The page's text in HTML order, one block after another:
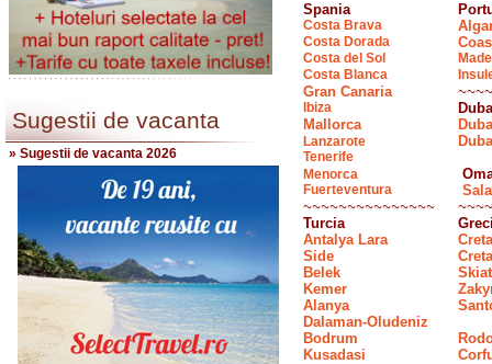
Sugestii de vacanta
» Sugestii de vacanta 2026
Spania
Costa Brava
Costa Dorada
Costa del Sol
Costa Blanca
Gran Canaria
Ibiza
Mallorca
Lanzarote
Tenerife
Menorca
Fuerteventura
~~~~~~~~~~~~~~~
Turcia
Antalya Lara
Side
Belek
Kemer
Alanya
Dalaman-Oludeniz
Bodrum
Kusadasi